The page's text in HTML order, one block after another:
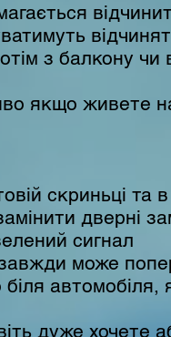
з балкону чи
якщо живете
скриньці та
дверні
сигнал
може
автомобіля,
дуже хочете